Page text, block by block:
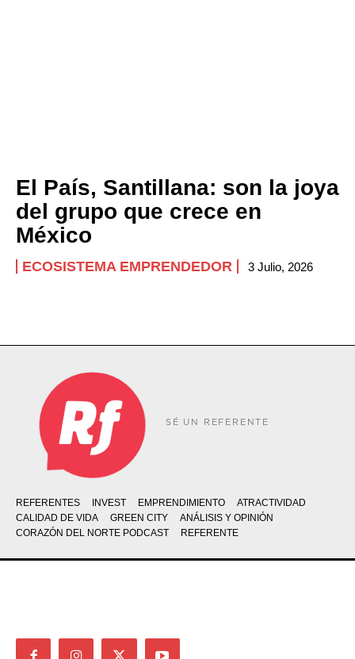
El País, Santillana: son la joya
del grupo que crece en
México
ECOSISTEMA EMPRENDEDOR 3 Julio, 2026
SÉ UN REFERENTE
REFERENTES INVEST EMPRENDIMIENTO
ATRACTIVIDAD
CALIDAD DE VIDA
GREEN CITY
ANÁLISIS Y OPINIÓN
CORAZÓN DEL NORTE PODCAST
REFERENTE